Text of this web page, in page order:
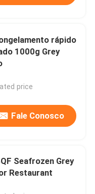
rápido
1000g Grey
price
Fale Conosco
Seafrozen Grey
Restaurant